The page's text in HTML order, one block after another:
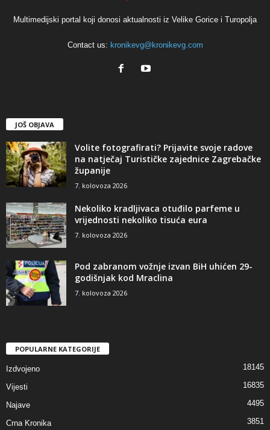
Multimedijski portal koji donosi aktualnosti iz Velike Gorice i Turopolja
Contact us: kronikevg@kronikevg.com
JOŠ OBJAVA
Volite fotografirati? Prijavite svoje radove
na natječaj Turističke zajednice Zagrebačke
županije
7. kolovoza 2026
Nekoliko kradljivaca otuđilo parfeme u
vrijednosti nekoliko tisuća eura
7. kolovoza 2026
Pod zabranom vožnje izvan BiH uhićen 29-
godišnjak kod Mraclina
7. kolovoza 2026
POPULARNE KATEGORIJE
Izdvojeno 18145
Vijesti 16835
Najave 4495
Crna Kronika 3851